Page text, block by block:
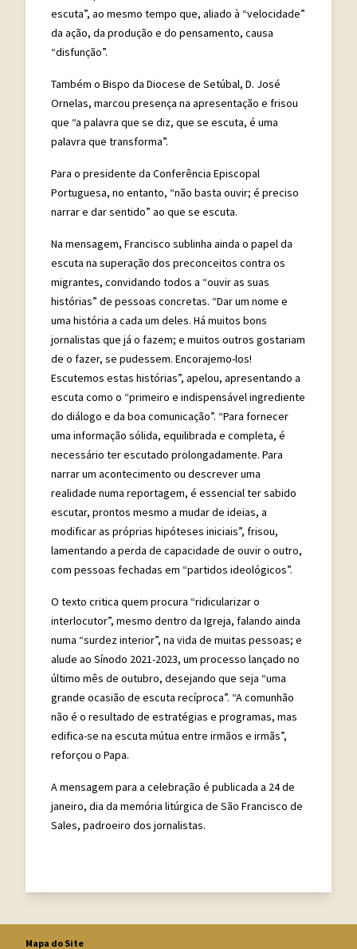
escuta”, ao mesmo tempo que, aliado à “velocidade”
da ação, da produção e do pensamento, causa
“disfunção”.
Também o Bispo da Diocese de Setúbal, D. José
Ornelas, marcou presença na apresentação e frisou
que “a palavra que se diz, que se escuta, é uma
palavra que transforma”.
Para o presidente da Conferência Episcopal
Portuguesa, no entanto, “não basta ouvir; é preciso
narrar e dar sentido” ao que se escuta.
Na mensagem, Francisco sublinha ainda o papel da
escuta na superação dos preconceitos contra os
migrantes, convidando todos a “ouvir as suas
histórias” de pessoas concretas. “Dar um nome e
uma história a cada um deles. Há muitos bons
jornalistas que já o fazem; e muitos outros gostariam
de o fazer, se pudessem. Encorajemo-los!
Escutemos estas histórias”, apelou, apresentando a
escuta como o “primeiro e indispensável ingrediente
do diálogo e da boa comunicação”. “Para fornecer
uma informação sólida, equilibrada e completa, é
necessário ter escutado prolongadamente. Para
narrar um acontecimento ou descrever uma
realidade numa reportagem, é essencial ter sabido
escutar, prontos mesmo a mudar de ideias, a
modificar as próprias hipóteses iniciais”, frisou,
lamentando a perda de capacidade de ouvir o outro,
com pessoas fechadas em “partidos ideológicos”.
O texto critica quem procura “ridicularizar o
interlocutor”, mesmo dentro da Igreja, falando ainda
numa “surdez interior”, na vida de muitas pessoas; e
alude ao Sínodo 2021-2023, um processo lançado no
último mês de outubro, desejando que seja “uma
grande ocasião de escuta recíproca”. “A comunhão
não é o resultado de estratégias e programas, mas
edifica-se na escuta mútua entre irmãos e irmãs”,
reforçou o Papa.
A mensagem para a celebração é publicada a 24 de
janeiro, dia da memória litúrgica de São Francisco de
Sales, padroeiro dos jornalistas.
Mapa do Site